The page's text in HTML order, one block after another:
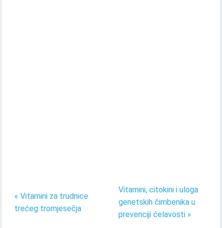
« Vitamini za trudnice
trećeg tromjesečja
Vitamini, citokini i uloga
genetskih čimbenika u
prevenciji ćelavosti »